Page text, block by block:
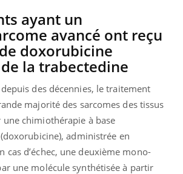
ayant un
avancé ont reçu
doxorubicine
la trabectedine
des décennies, le traitement
majorité des sarcomes des tissus
une chimiothérapie à base
administrée en
cas d’échec, une deuxième mono-
une molécule synthétisée à partir